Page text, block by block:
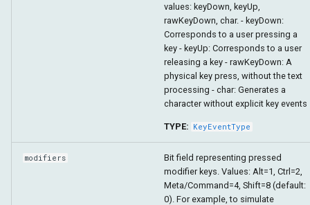
values: keyDown, keyUp,
rawKeyDown, char. - keyDown:
Corresponds to a user pressing a
key - keyUp: Corresponds to a user
releasing a key - rawKeyDown: A
physical key press, without the text
processing - char: Generates a
character without explicit key events
TYPE: KeyEventType
modifiers
Bit field representing pressed
modifier keys. Values: Alt=1, Ctrl=2,
Meta/Command=4, Shift=8 (default:
0). For example, to simulate